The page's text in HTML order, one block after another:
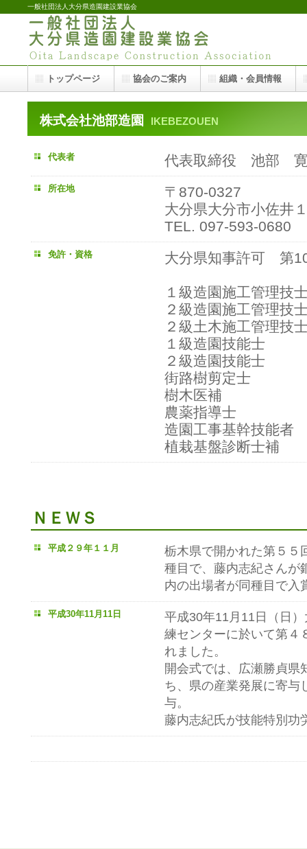
一般社団法人大分県造園建設業協会
株式会社池部造園 IKEBEZOUEN
代表者 代表取締役 池
所在地
〒870-0327
大分県大分市小佐井
TEL. 097-593-0680
免許・資格 大分県知事許可 第
１級造園施工管理技
２級造園施工管理技
２級土木施工管理技
１級造園技能
２級造園技能
街路樹剪定士
樹木医補
農薬指導士
造園工事基幹技能
植栽基盤診断士
ＮＥＷＳ
平成２９年１１月
栃木県で開かれた第５５
種目で、藤内志紀さんが
内の出場者が同種目で入
平成30年11月11日
平成30年11月11日（日
練センターに於いて第４
れました。
開会式では、広瀬勝貞県
ち、県の産業発展に寄与
与。
藤内志紀氏が技能特別功
トップページ 協会のご案内 組織・会員情報